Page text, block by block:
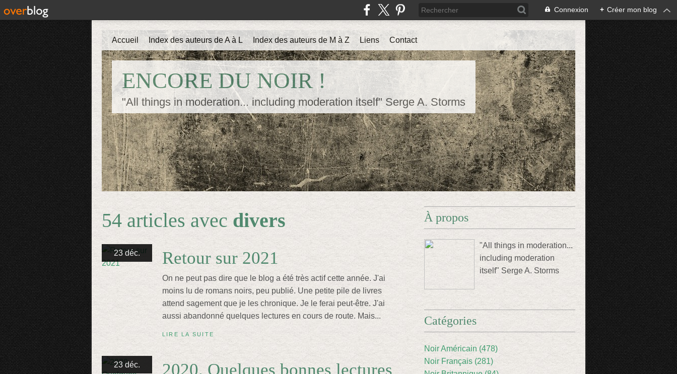
Connexion + Créer mon blog
ENCORE DU NOIR !
"All things in moderation... including moderation itself" Serge A. Storms
Accueil Index des auteurs de A à L Index des auteurs de M à Z Liens Contact
54 articles avec divers
23 déc. Retour sur 2021
On ne peut pas dire que le blog a été très actif cette année. J'ai
moins lu de romans noirs, peu publié. Une petite pile de livres
attend sagement que je les chronique. Je le ferai peut-être. J'ai
aussi abandonné quelques lectures en cours de route. Mais...
LIRE LA SUITE
23 déc.
2020. Quelques bonnes lectures
À propos
"All things in moderation...
including moderation
itself" Serge A. Storms
Catégories
Noir Américain (478)
Noir Français (281)